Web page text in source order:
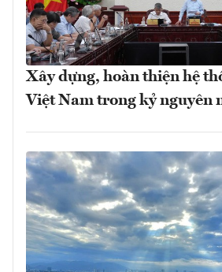
Xây dựng, hoàn thiện hệ
Việt Nam trong kỷ nguyên